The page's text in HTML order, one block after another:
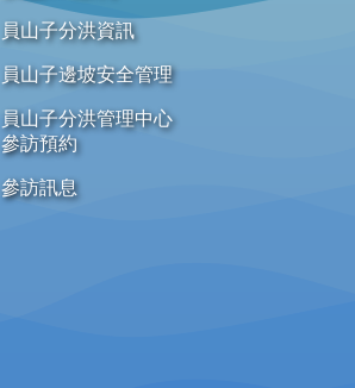
員山子分洪資訊
員山子邊坡安全管理
員山子分洪管理中心
參訪預約
參訪訊息